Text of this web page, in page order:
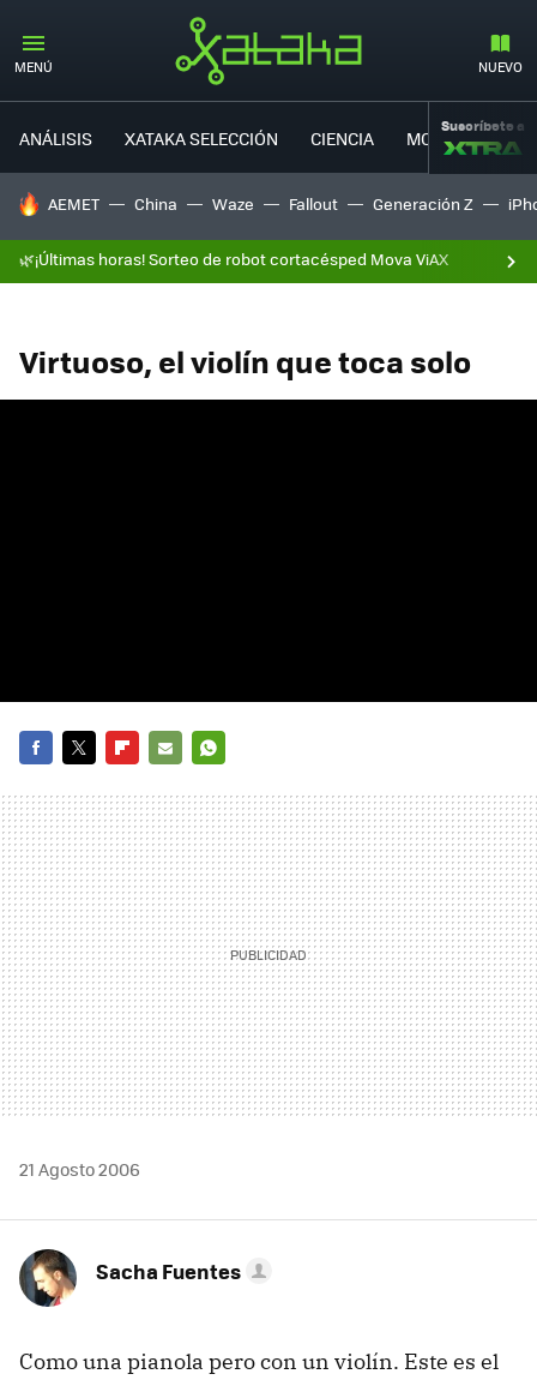
MENÚ NUEVO
ANÁLISIS XATAKA SELECCIÓN CIENCIA MOVILIDAD
Suscríbete a
HOY SE HABLA DE
AEMET China Waze Fallout Generación Z
🌿¡Últimas horas! Sorteo de robot cortacésped Mova ViAX
Virtuoso, el violín que toca solo
MAIL
21 Agosto 2006
Sacha Fuentes
Como una pianola pero con un violín. Este es el